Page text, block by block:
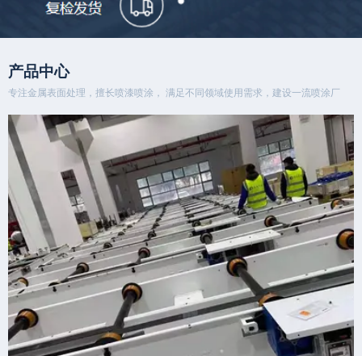
产品中心
专注金属表面处理，擅长喷漆喷涂， 满足不同领域使用需求，建设一流喷涂厂